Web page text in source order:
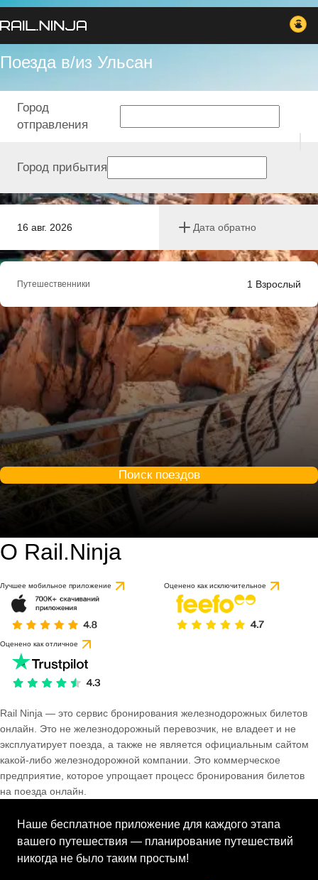
Поезда в/из Ульсан
16 авг. 2026 Дата обратно
Город
отправления
Город прибытия
Путешественники 1 Взрослый
Поиск поездов
О Rail.Ninja
Лучшее мобильное приложение Оценено как исключительное
Оценено как отличное
Rail Ninja — это сервис бронирования железнодорожных билетов
онлайн. Это не железнодорожный перевозчик, не владеет и не
эксплуатирует поезда, а также не является официальным сайтом
какой-либо железнодорожной компании. Это коммерческое
предприятие, которое упрощает процесс бронирования билетов
на поезда онлайн.
Наше бесплатное приложение для каждого этапа
вашего путешествия — планирование путешествий
никогда не было таким простым!